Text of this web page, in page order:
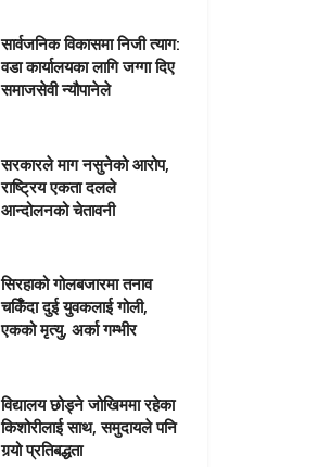
सार्वजनिक विकासमा निजी त्याग:
वडा कार्यालयका लागि जग्गा दिए
समाजसेवी न्यौपानेले
सरकारले माग नसुनेको आरोप,
राष्ट्रिय एकता दलले
आन्दोलनको चेतावनी
सिरहाको गोलबजारमा तनाव
चर्किँदा दुई युवकलाई गोली,
एकको मृत्यु, अर्का गम्भीर
विद्यालय छोड्ने जोखिममा रहेका
किशोरीलाई साथ, समुदायले पनि
गर्‍यो प्रतिबद्धता